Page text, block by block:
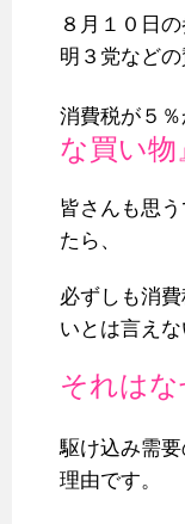
８月１０日
明３党などの
消費税が５
な買い物
皆さんも思
たら、
必ずしも消
いとは言えな
それは
駆け込み需
理由です。